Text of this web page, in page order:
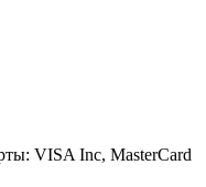
VISA Inc, MasterCard